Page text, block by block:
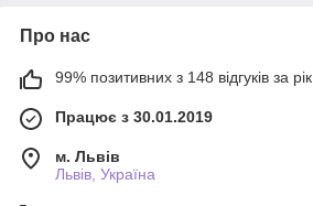
Про нас
99% позитивних з 148 відгуків за рік
Працює з 30.01.2019
м. Львів
Львів, Україна